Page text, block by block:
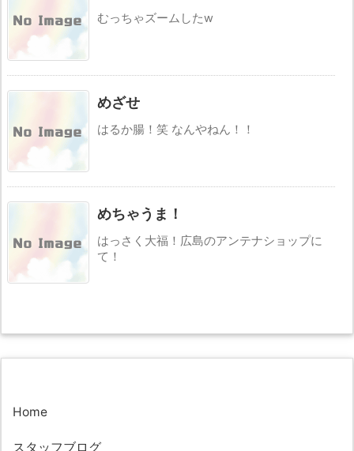
むっちゃズームしたw
めざせ
はるか腸！笑 なんやねん！！
めちゃうま！
はっさく大福！広島のアンテナショップに
て！
Home
スタッフブログ